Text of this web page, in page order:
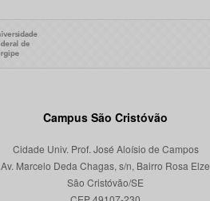
Campus São Cristóvão
Cidade Univ. Prof. José Aloísio de Campos
Av. Marcelo Deda Chagas, s/n, Bairro Rosa Elze
São Cristóvão/SE